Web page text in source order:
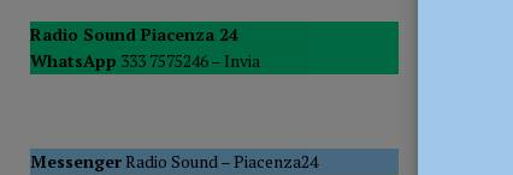
CRONACA PIACENZA
[ 6 Agosto 2026 ] Crisi idrica, Murelli (Lega): “Le
Radio Sound Piacenza 24
WhatsApp 333 7575246 – Invia
MessengerRadio Sound–Piacenza24